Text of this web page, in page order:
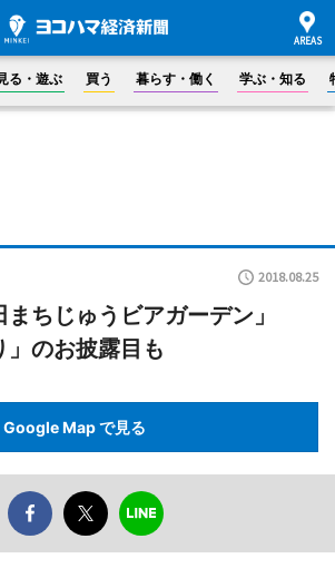
る・遊ぶ 買う 暮らす・働く 学ぶ・知る
2018.08.25
まちじゅうビアガーデン」
」のお披露目も
Google Map で見る